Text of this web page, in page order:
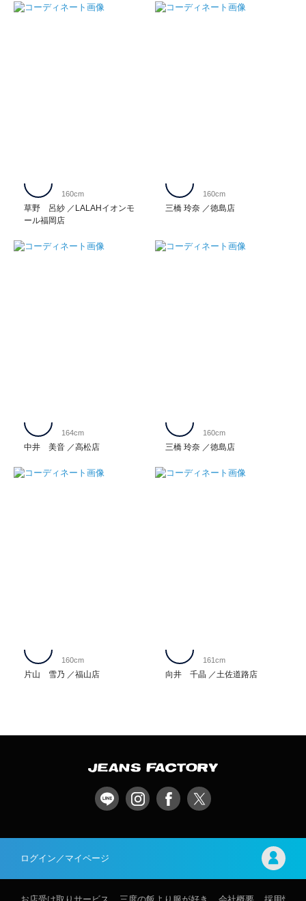
草野 呂紗
LALAHイオンモ
ール福岡店
160cm
三橋 玲奈 徳島店
160cm
中井 美音 高松店
164cm
三橋 玲奈 徳島店
160cm
片山 雪乃 福山店
160cm
向井 千晶 土佐道路店
161cm
ログイン／マイページ